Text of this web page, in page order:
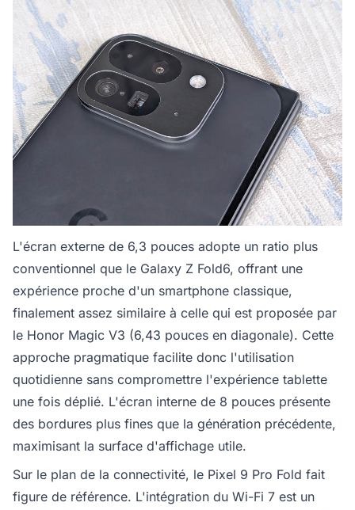
L'écran externe de 6,3 pouces adopte un ratio plus
conventionnel que le Galaxy Z Fold6, offrant une
expérience proche d'un smartphone classique,
finalement assez similaire à celle qui est proposée par
le Honor Magic V3 (6,43 pouces en diagonale). Cette
approche pragmatique facilite donc l'utilisation
quotidienne sans compromettre l'expérience tablette
une fois déplié. L'écran interne de 8 pouces présente
des bordures plus fines que la génération précédente,
maximisant la surface d'affichage utile.
Sur le plan de la connectivité, le Pixel 9 Pro Fold fait
figure de référence. L'intégration du Wi-Fi 7 est un